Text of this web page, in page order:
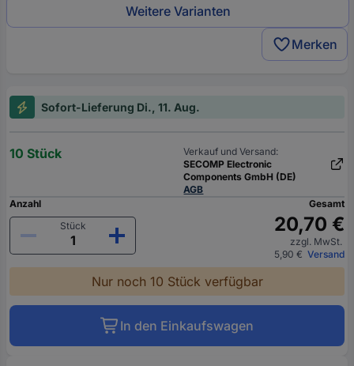
Weitere Varianten
Merken
Sofort-Lieferung Di., 11. Aug.
10 Stück
Verkauf und Versand:
SECOMP Electronic
Components GmbH (DE)
AGB
Anzahl
Stück
Gesamt
20,70 €
zzgl. MwSt.
5,90 € Versand
Nur noch 10 Stück verfügbar
In den Einkaufswagen